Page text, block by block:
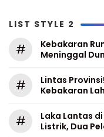
LIST STYLE 2
#
Kebakaran
Meninggal
#
Lintas
Kebakaran
#
Laka Lantas
Listrik, Dua